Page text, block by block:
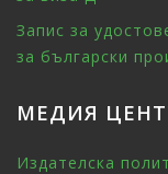
Запис за
за български
МЕДИЯ
Издателска